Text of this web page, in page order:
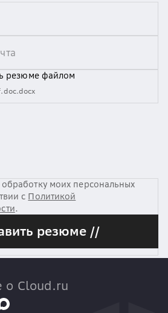
резюме файлом
.doc.docx
обработку моих персональных
с Политикой
.
резюме //
о Cloud.ru